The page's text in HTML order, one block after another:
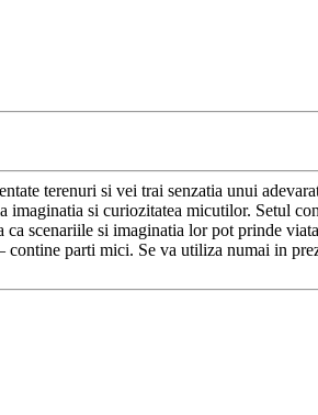
terenuri si vei trai senzatia unui
si curiozitatea micutilor. Setul
scenariile si imaginatia lor pot prinde
parti mici. Se va utiliza numai in